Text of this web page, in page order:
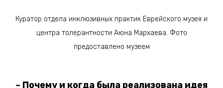
Куратор отдела инклюзивных практик Еврейского музея и
центра толерантности Аюна Мархаева. Фото
предоставлено музеем
– Почему и когда была реализована идея